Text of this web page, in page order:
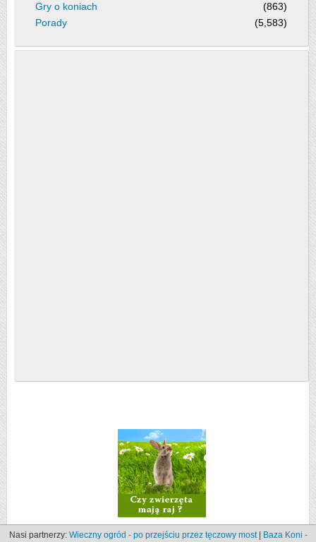
Gry o koniach
(863)
Porady
(5,583)
Nasi partnerzy: Wieczny ogród - po przejściu przez tęczowy most| Baza Koni -